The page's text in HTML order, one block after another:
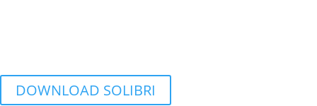
DOWNLOAD SOLIBRI